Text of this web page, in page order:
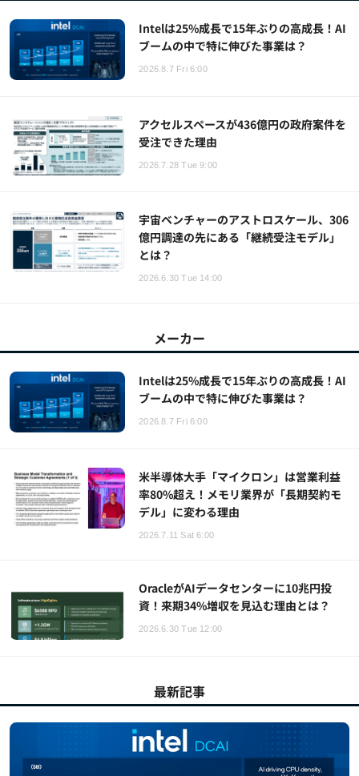
Intelは25%成長で15年ぶりの高成長！AI
ブームの中で特に伸びた事業は？
2026.8.7 Fri 6:00
アクセルスペースが436億円の政府案件を
受注できた理由
2026.7.28 Tue 9:00
宇宙ベンチャーのアストロスケール、306
億円調達の先にある「継続受注モデル」
とは？
2026.6.30 Tue 14:00
メーカー
Intelは25%成長で15年ぶりの高成長！AI
ブームの中で特に伸びた事業は？
2026.8.7 Fri 6:00
米半導体大手「マイクロン」は営業利益
率80%超え！メモリ業界が「長期契約モ
デル」に変わる理由
2026.7.11 Sat 6:00
OracleがAIデータセンターに10兆円投
資！来期34%増収を見込む理由とは？
2026.6.30 Tue 12:00
最新記事